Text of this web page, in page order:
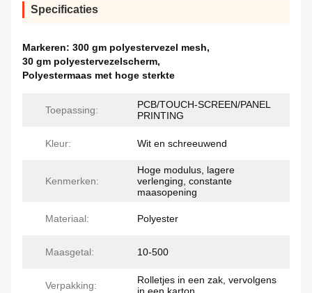
Specificaties
Markeren: 300 gm polyestervezel mesh,
30 gm polyestervezelscherm,
Polyestermaas met hoge sterkte
Toepassing:
PCB/TOUCH-SCREEN/PANEL
PRINTING
Kleur: Wit en schreeuwend
Kenmerken:
Hoge modulus, lagere
verlenging, constante
maasopening
Materiaal: Polyester
Maasgetal: 10-500
Verpakking:
Rolletjes in een zak, vervolgens